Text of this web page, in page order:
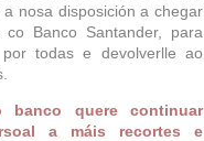
nosa disposición a chegar
Banco Santander, para
todas e devolverlle ao
quere continuar
a máis recortes e